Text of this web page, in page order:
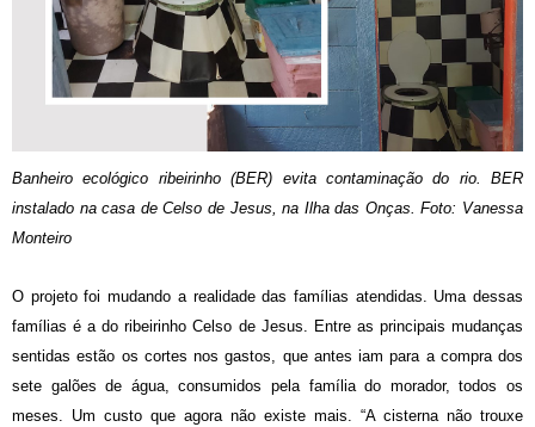
Banheiro ecológico ribeirinho (BER) evita contaminação do rio. BER
instalado na casa de Celso de Jesus, na Ilha das Onças. Foto: Vanessa
Monteiro
O projeto foi mudando a realidade das famílias atendidas. Uma dessas
famílias é a do ribeirinho Celso de Jesus. Entre as principais mudanças
sentidas estão os cortes nos gastos, que antes iam para a compra dos
sete galões de água, consumidos pela família do morador, todos os
meses. Um custo que agora não existe mais. “A cisterna não trouxe